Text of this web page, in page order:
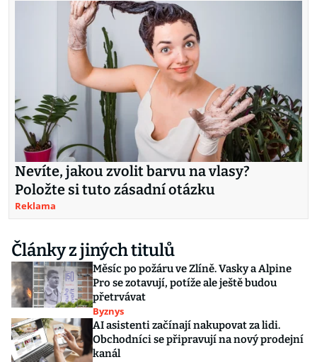
Nevíte, jakou zvolit barvu na vlasy?
Položte si tuto zásadní otázku
Reklama
Články z jiných titulů
Měsíc po požáru ve Zlíně. Vasky a Alpine
Pro se zotavují, potíže ale ještě budou
přetrvávat
Byznys
AI asistenti začínají nakupovat za lidi.
Obchodníci se připravují na nový prodejní
kanál